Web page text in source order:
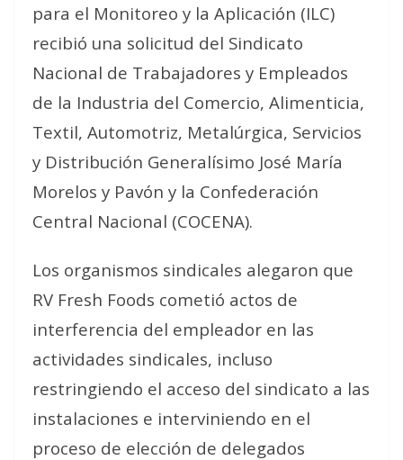
para el Monitoreo y la Aplicación (ILC)
recibió una solicitud del Sindicato
Nacional de Trabajadores y Empleados
de la Industria del Comercio, Alimenticia,
Textil, Automotriz, Metalúrgica, Servicios
y Distribución Generalísimo José María
Morelos y Pavón y la Confederación
Central Nacional (COCENA).
Los organismos sindicales alegaron que
RV Fresh Foods cometió actos de
interferencia del empleador en las
actividades sindicales, incluso
restringiendo el acceso del sindicato a las
instalaciones e interviniendo en el
proceso de elección de delegados